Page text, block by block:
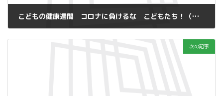
こどもの健康週間 コロナに負けるな こどもたち！（動画公開期間：2020/10/19〜26）
次の記事